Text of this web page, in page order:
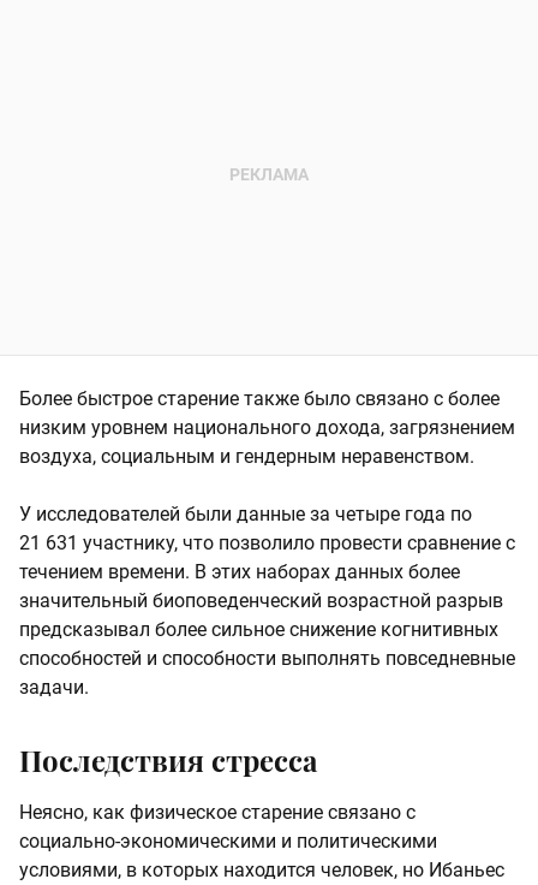
Более быстрое старение также было связано с более
низким уровнем национального дохода, загрязнением
воздуха, социальным и гендерным неравенством.
У исследователей были данные за четыре года по
21 631 участнику, что позволило провести сравнение с
течением времени. В этих наборах данных более
значительный биоповеденческий возрастной разрыв
предсказывал более сильное снижение когнитивных
способностей и способности выполнять повседневные
задачи.
Последствия стресса
Неясно, как физическое старение связано с
социально-экономическими и политическими
условиями, в которых находится человек, но Ибаньес